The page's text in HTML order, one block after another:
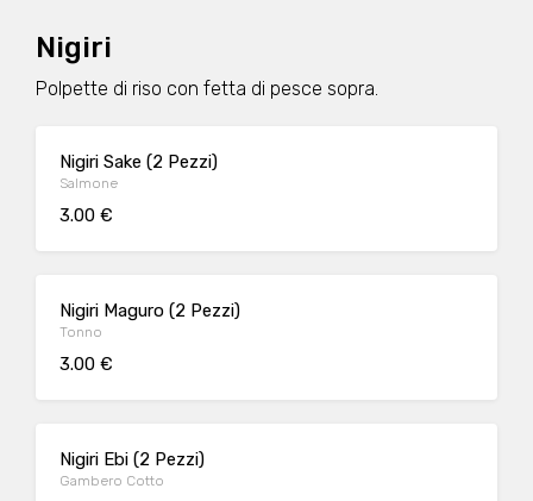
Nigiri
Polpette di riso con fetta di pesce sopra.
Nigiri Sake (2 Pezzi)
Salmone
3.00 €
Nigiri Maguro (2 Pezzi)
Tonno
3.00 €
Nigiri Ebi (2 Pezzi)
Gambero Cotto